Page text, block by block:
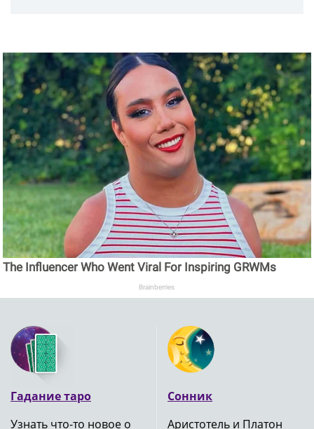
The Influencer Who Went Viral For Inspiring GRWMs
Brainberries
Гадание таро
Узнать что-то новое о
Сонник
Аристотель и Платон